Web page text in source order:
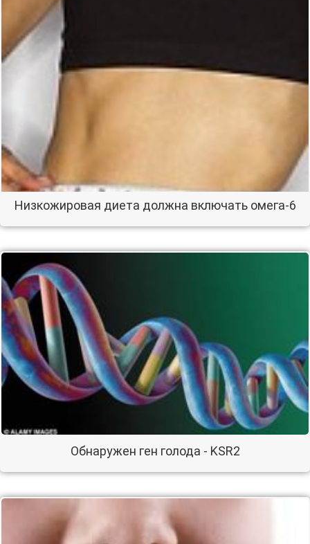
Низкожировая диета должна включать омега-6
Обнаружен ген голода - KSR2